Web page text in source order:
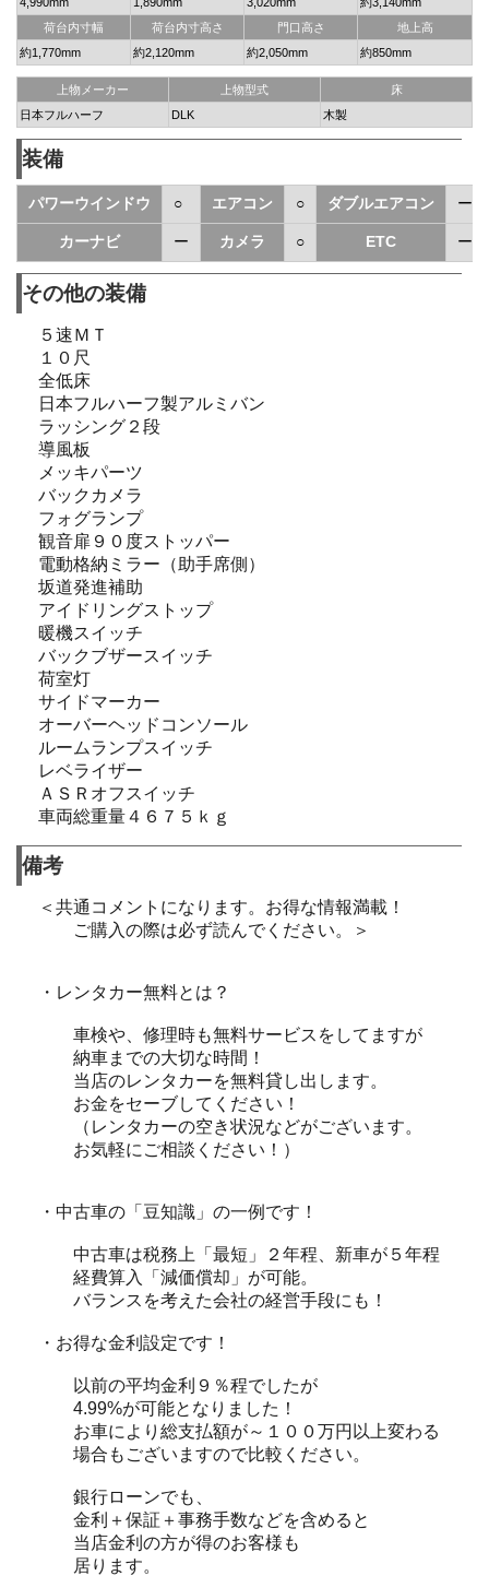
荷台内寸幅
荷台内寸高さ 門口高さ
地上高
約1,770mm
約2,120mm 約2,050mm 約850mm
上物メーカー 上物型式
床
日本フルハーフ
DLK 木製
装備
パワーウインドウ ○ エアコン ○ ダブルエアコン ー
カーナビ ー カメラ ○ ETC ー
その他の装備
５速ＭＴ
１０尺
全低床
日本フルハーフ製アルミバン
ラッシング２段
導風板
メッキパーツ
バックカメラ
フォグランプ
観音扉９０度ストッパー
電動格納ミラー（助手席側）
坂道発進補助
アイドリングストップ
暖機スイッチ
バックブザースイッチ
荷室灯
サイドマーカー
オーバーヘッドコンソール
ルームランプスイッチ
レベライザー
ＡＳＲオフスイッチ
車両総重量４６７５ｋｇ
備考
＜共通コメントになります。お得な情報満載！
ご購入の際は必ず読んでください。＞
・レンタカー無料とは？
車検や、修理時も無料サービスをしてますが
納車までの大切な時間！
当店のレンタカーを無料貸し出します。
お金をセーブしてください！
（レンタカーの空き状況などがございます。
お気軽にご相談ください！）
・中古車の「豆知識」の一例です！
中古車は税務上「最短」２年程、新車が５年程
経費算入「減価償却」が可能。
バランスを考えた会社の経営手段にも！
・お得な金利設定です！
以前の平均金利９％程でしたが
4.99%が可能となりました！
お車により総支払額が～１００万円以上変わる
場合もございますので比較ください。
銀行ローンでも、
金利＋保証＋事務手数などを含めると
当店金利の方が得のお客様も
居ります。